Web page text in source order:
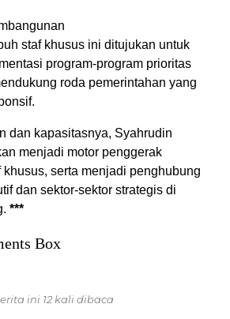
staf khusus ini ditujukan untuk
program-program prioritas
roda pemerintahan yang
dan kapasitasnya, Syahrudin
menjadi motor penggerak
khusus, serta menjadi penghubung
dan sektor-sektor strategis di
***
Box
ini 12 kali dibaca